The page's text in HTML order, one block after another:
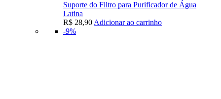
Suporte do Filtro para Purificador de Água
Latina
R$ 28,90 Adicionar ao carrinho
-9%